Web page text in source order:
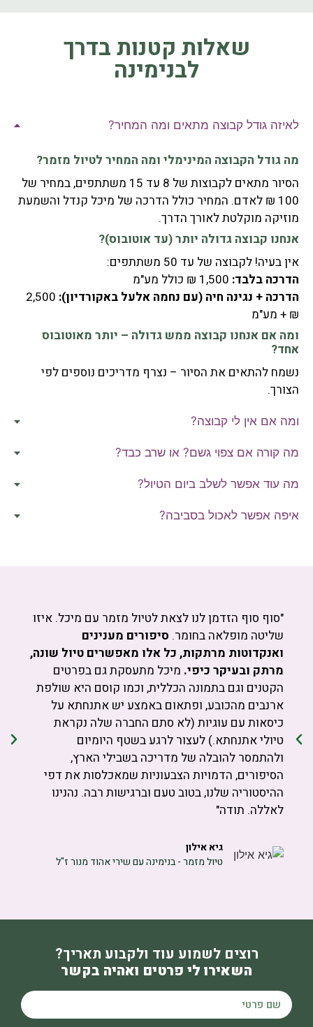
שאלות קטנות בדרך
לבנימינה
לאיזה גודל קבוצה מתאים ומה המחיר?
מה גודל הקבוצה המינימלי ומה המחיר לטיול מזמר?
הסיור מתאים לקבוצות של 8 עד 15 משתתפים, במחיר של
100 ₪ לאדם. המחיר כולל הדרכה של מיכל קנדל והשמעת
מוזיקה מוקלטת לאורך הדרך.
אנחנו קבוצה גדולה יותר (עד אוטובוס)?
אין בעיה! לקבוצה של עד 50 משתתפים:
הדרכה בלבד: 1,500 ₪ כולל מע"מ
הדרכה + נגינה חיה (עם נחמה אלעל באקורדיון): 2,500
₪ + מע"מ
ומה אם אנחנו קבוצה ממש גדולה – יותר מאוטובוס
אחד?
נשמח להתאים את הסיור – נצרף מדריכים נוספים לפי
הצורך.
ומה אם אין לי קבוצה?
מה קורה אם צפוי גשם? או שרב כבד?
מה עוד אפשר לשלב ביום הטיול?
איפה אפשר לאכול בסביבה?
"סוף סוף הזדמן לנו לצאת לטיול מזמר עם מיכל. איזו
שליטה מופלאה בחומר. סיפורים מענינים
ואנקדוטות מרתקות, כל אלו מאפשרים טיול שונה,
מרתק ובעיקר כיפי. מיכל מתעסקת גם בפרטים
הקטנים וגם בתמונה הכללית, וכמו קוסם היא שולפת
ארנבים מהכובע, ופתאום באמצע יש אתנחתא על
כיסאות עם עוגיות (לא סתם החברה שלה נקראת
טיולי אתנחתא.) לעצור לרגע בשטף היומיום
ולהתמסר להובלה של מדריכה בשבילי הארץ,
הסיפורים, הדמויות הצבעוניות שמאכלסות את דפי
ההיסטוריה שלנו, בטוב טעם וברגישות רבה. נהנינו
לאללה. תודה"
גיא אילון
טיול מזמר - בנימינה עם שירי אהוד מנור ז"ל
רוצים לשמוע עוד ולקבוע תאריך?
השאירו לי פרטים ואהיה בקשר